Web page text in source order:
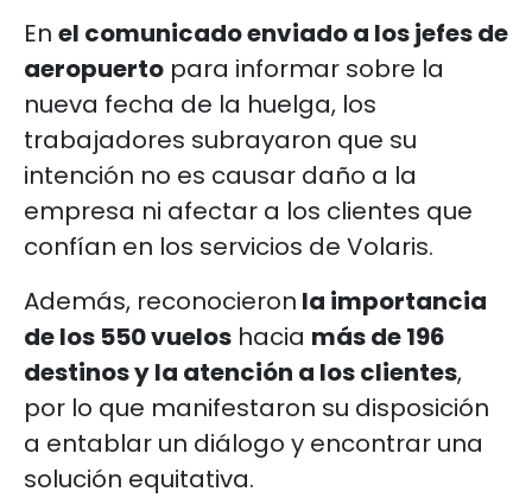
En el comunicado enviado a los jefes de
aeropuerto para informar sobre la
nueva fecha de la huelga, los
trabajadores subrayaron que su
intención no es causar daño a la
empresa ni afectar a los clientes que
confían en los servicios de Volaris.
Además, reconocieron la importancia
de los 550 vuelos hacia más de 196
destinos y la atención a los clientes,
por lo que manifestaron su disposición
a entablar un diálogo y encontrar una
solución equitativa.